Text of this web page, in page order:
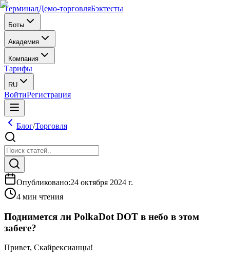
ТерминалДемо-торговляБэктесты
Боты
Академия
Компания
Тарифы
RU
ВойтиРегистрация
Блог/Торговля
Опубликовано:24 октября 2024 г.
4 мин чтения
Поднимется ли PolkaDot DOT в небо в этом
забеге?
Привет, Скайрексианцы!